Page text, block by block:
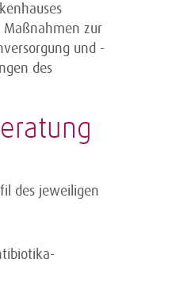
Maßnahmen zur
und -
des
des jeweiligen